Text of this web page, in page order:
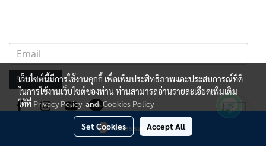
Message Us
Subscribe
เว็บไซต์นี้มีการใช้งานคุกกี้ เพื่อเพิ่มประสิทธิภาพและประสบการณ์ที่ดี
ในการใช้งานเว็บไซต์ของท่าน ท่านสามารถอ่านรายละเอียดเพิ่มเติม
ได้ที่ Privacy Policy andCookies Policy
Set Cookies Accept All